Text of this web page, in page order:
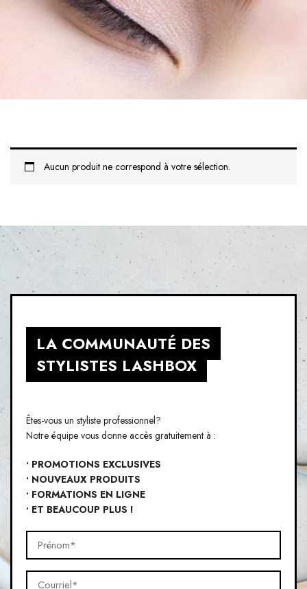
Aucun produit ne correspond à votre sélection.
LA COMMUNAUTÉ DES
STYLISTES LASHBOX
Êtes-vous un styliste professionnel?
Notre équipe vous donne accès gratuitement à :
• PROMOTIONS EXCLUSIVES
• NOUVEAUX PRODUITS
• FORMATIONS EN LIGNE
• ET BEAUCOUP PLUS !
Prénom*
(Nécessaire)
Courriel*